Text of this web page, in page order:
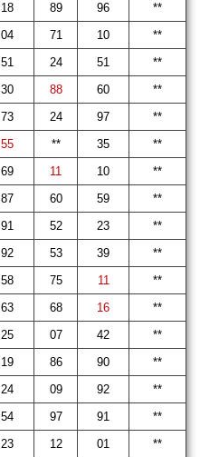
18 89 96
**
04 71 10
**
51 24 51
**
30 88 60
**
73 24 97
**
55 ** 35
**
69 11 10
**
87 60 59
**
91 52 23
**
92 53 39
**
58 75 11
**
63 68 16
**
25 07 42
**
19 86 90
**
24 09 92
**
54 97 91
**
23 12 01
**